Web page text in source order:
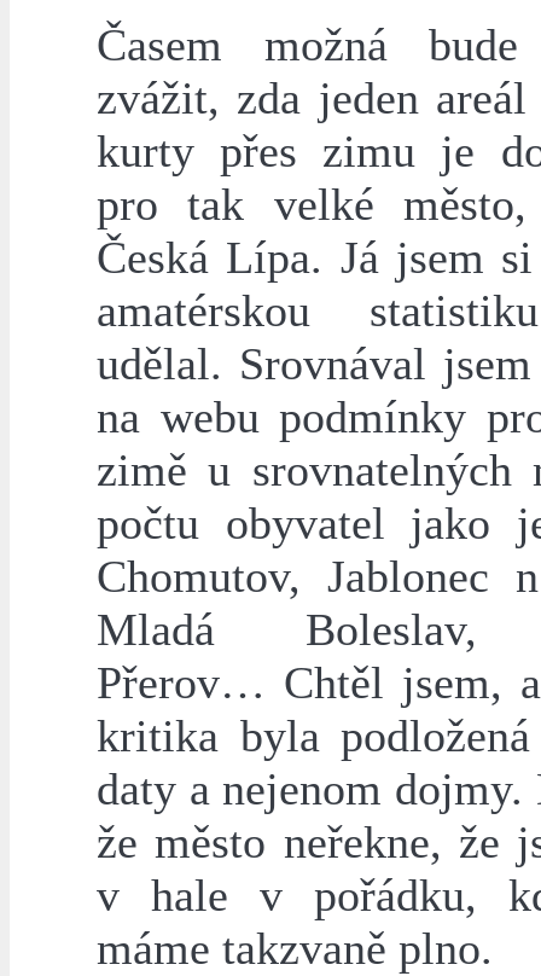
Časem možná bude
zvážit, zda jeden
kurty přes zimu je
pro tak velké
Česká Lípa. Já jsem
amatérskou
udělal. Srovnával
na webu podmínky
zimě u srovnatelných
počtu obyvatel jako
Chomutov, Jablonec
Mladá Boleslav,
Přerov… Chtěl jsem,
kritika byla
daty a nejenom dojmy.
že město neřekne, že
v hale v pořádku,
máme takzvaně plno.